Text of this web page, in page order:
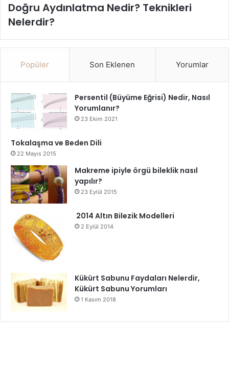
Doğru Aydınlatma Nedir? Teknikleri
Nelerdir?
Popüler Son Eklenen Yorumlar
Persentil (Büyüme Eğrisi) Nedir, Nasıl
Yorumlanır?
23 Ekim 2021
Tokalaşma ve Beden Dili
22 Mayıs 2015
Makreme ipiyle örgü bileklik nasıl
yapılır?
23 Eylül 2015
2014 Altın Bilezik Modelleri
2 Eylül 2014
Kükürt Sabunu Faydaları Nelerdir,
Kükürt Sabunu Yorumları
1 Kasım 2018